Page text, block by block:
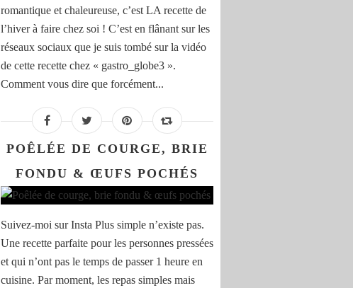
romantique et chaleureuse, c’est LA recette de
l’hiver à faire chez soi ! C’est en flânant sur les
réseaux sociaux que je suis tombé sur la vidéo
de cette recette chez « gastro_globe3 ».
Comment vous dire que forcément...
POÊLÉE DE COURGE, BRIE
FONDU & ŒUFS POCHÉS
Suivez-moi sur Insta Plus simple n’existe pas.
Une recette parfaite pour les personnes pressées
et qui n’ont pas le temps de passer 1 heure en
cuisine. Par moment, les repas simples mais